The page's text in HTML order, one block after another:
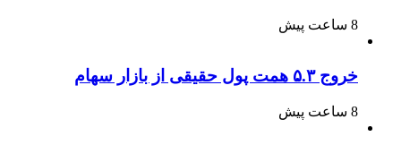
8 ساعت پیش
خروج ۵.۳ همت پول حقیقی از بازار سهام
8 ساعت پیش